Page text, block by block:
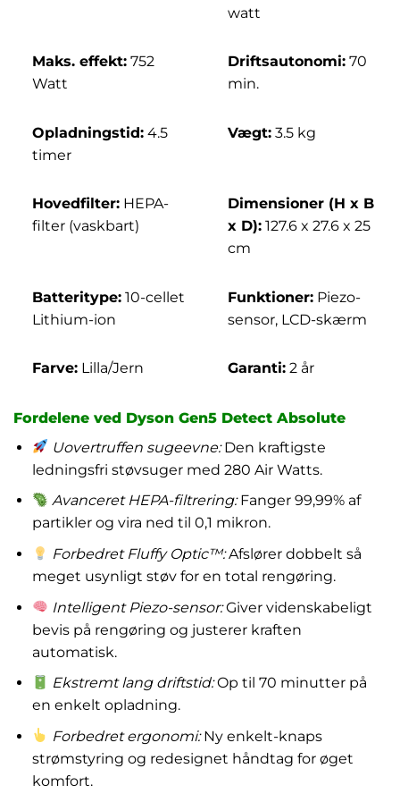
watt
Maks. effekt:752
Watt
Driftsautonomi:70
min.
Opladningstid:4.5
timer
Vægt:3.5 kg
Hovedfilter:HEPA-
filter (vaskbart)
Dimensioner (H x B
x D):127.6 x 27.6 x 25
cm
Batteritype:10-cellet
Lithium-ion
Funktioner:Piezo-
sensor, LCD-skærm
Farve:Lilla/Jern Garanti:2 år
Fordelene ved Dyson Gen5 Detect Absolute
Uovertruffen sugeevne:Den kraftigste
ledningsfri støvsuger med 280 Air Watts.
Avanceret HEPA-filtrering:Fanger 99,99% af
partikler og vira ned til 0,1 mikron.
Forbedret Fluffy Optic™:Afslører dobbelt så
meget usynligt støv for en total rengøring.
Intelligent Piezo-sensor:Giver videnskabeligt
bevis på rengøring og justerer kraften
automatisk.
Ekstremt lang driftstid:Op til 70 minutter på
en enkelt opladning.
Forbedret ergonomi:Ny enkelt-knaps
strømstyring og redesignet håndtag for øget
komfort.